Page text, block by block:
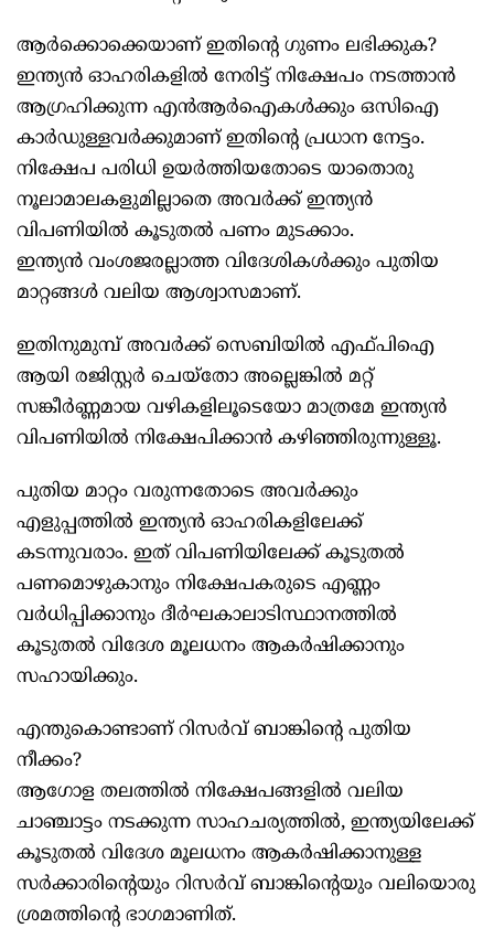
ആര്‍ക്കൊക്കെയാണ് ഇതിന്റെ ഗുണം ലഭിക്കുക?
ഇന്ത്യന്‍ ഓഹരികളില്‍ നേരിട്ട് നിക്ഷേപം നടത്താന്‍
ആഗ്രഹിക്കുന്ന എന്‍ആര്‍ഐകള്‍ക്കും ഒസിഐ
കാര്‍ഡുള്ളവര്‍ക്കുമാണ് ഇതിന്റെ പ്രധാന നേട്ടം.
നിക്ഷേപ പരിധി ഉയര്‍ത്തിയതോടെ യാതൊരു
നൂലാമാലകളുമില്ലാതെ അവര്‍ക്ക് ഇന്ത്യന്‍
വിപണിയില്‍ കൂടുതല്‍ പണം മുടക്കാം.
ഇന്ത്യന്‍ വംശജരല്ലാത്ത വിദേശികള്‍ക്കും പുതിയ
മാറ്റങ്ങള്‍ വലിയ ആശ്വാസമാണ്.
ഇതിനുമുമ്പ് അവര്‍ക്ക് സെബിയില്‍ എഫ്പിഐ
ആയി രജിസ്റ്റര്‍ ചെയ്‌തോ അല്ലെങ്കില്‍ മറ്റ്
സങ്കീര്‍ണ്ണമായ വഴികളിലൂടെയോ മാത്രമേ ഇന്ത്യന്‍
വിപണിയില്‍ നിക്ഷേപിക്കാന്‍ കഴിഞ്ഞിരുന്നുള്ളൂ.
പുതിയ മാറ്റം വരുന്നതോടെ അവര്‍ക്കും
എളുപ്പത്തില്‍ ഇന്ത്യന്‍ ഓഹരികളിലേക്ക്
കടന്നുവരാം. ഇത് വിപണിയിലേക്ക് കൂടുതല്‍
പണമൊഴുകാനും നിക്ഷേപകരുടെ എണ്ണം
വര്‍ധിപ്പിക്കാനും ദീര്‍ഘകാലാടിസ്ഥാനത്തില്‍
കൂടുതല്‍ വിദേശ മൂലധനം ആകര്‍ഷിക്കാനും
സഹായിക്കും.
എന്തുകൊണ്ടാണ് റിസര്‍വ് ബാങ്കിന്റെ പുതിയ
നീക്കം?
ആഗോള തലത്തില്‍ നിക്ഷേപങ്ങളില്‍ വലിയ
ചാഞ്ചാട്ടം നടക്കുന്ന സാഹചര്യത്തില്‍, ഇന്ത്യയിലേക്ക്
കൂടുതല്‍ വിദേശ മൂലധനം ആകര്‍ഷിക്കാനുള്ള
സര്‍ക്കാരിന്റെയും റിസര്‍വ് ബാങ്കിന്റെയും വലിയൊരു
ശ്രമത്തിന്റെ ഭാഗമാണിത്.